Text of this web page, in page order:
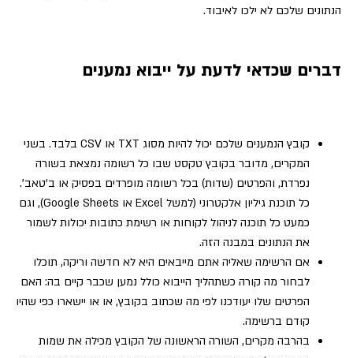
הנתונים שלכם לא ילכו לאיבוד.
דברים שכדאי לדעת על ייבוא נמענים
קובץ הנמענים שלכם יכול להיות מסוג TXT או CSV בלבד. בשני
המקרים, מדובר בקובץ טקסט שבו כל רשומה נמצאת בשורה
נפרדת, והפרטים (שדות) בכל רשומה מופרדים בפסיק או ב'טאב'.
כל תוכנת גיליון אלקטרוני (למשל Excel או Google Sheets), וגם
כמעט כל תוכנה לניהול לקוחות או רשימת כתובות יכולות לשמור
את הנתונים במבנה הזה.
אם הרשימה שאליה אתם מייבאים היא לא חדשה וריקה, תוכלו
לבחור מה קורה כשתהליך הייבוא כולל נמען שכבר קיים בה: האם
הפרטים שלו יעודכנו לפי מה שכתוב בקובץ, או או יישארו כפי שהיו
קודם ברשימה.
בהרבה מקרים, השורה הראשונה של הקובץ מכילה את שמות